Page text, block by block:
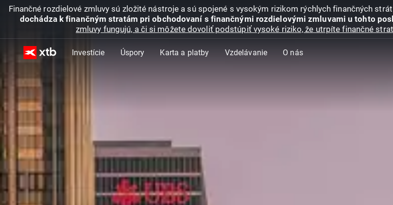
Finančné rozdielové zmluvy sú zložité nástroje a sú spojené s vysokým rizikom rýchlych finančných
dochádza k finančným stratám pri obchodovaní s finančnými rozdielovými zmluvami u tohto
zmluvy fungujú, a či si môžete dovoliť podstúpiť vysoké riziko, že utrpíte finančné
Investície Úspory Karta a platby Vzdelávanie O nás